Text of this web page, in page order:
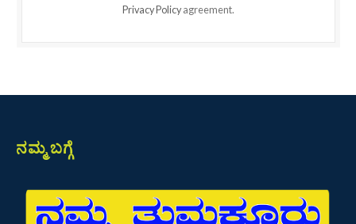
Privacy Policy agreement.
ನಮ್ಮ ಬಗ್ಗೆ